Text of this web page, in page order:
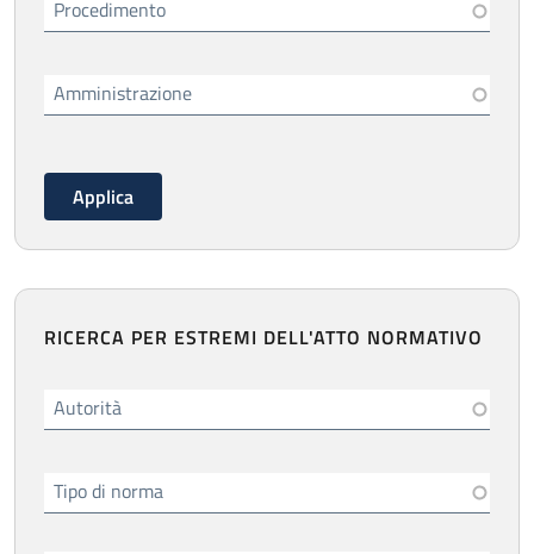
Procedimento
Amministrazione
RICERCA PER ESTREMI DELL'ATTO NORMATIVO
Autorità
Tipo di norma